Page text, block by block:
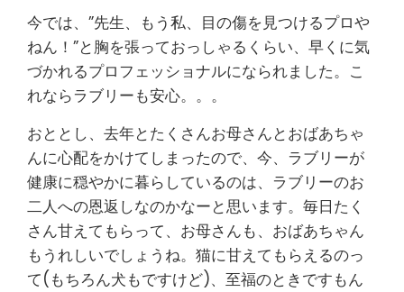
今では、”先生、もう私、目の傷を見つけるプロや
ねん！”と胸を張っておっしゃるくらい、早くに気
づかれるプロフェッショナルになられました。こ
れならラブリーも安心。。。
おととし、去年とたくさんお母さんとおばあちゃ
んに心配をかけてしまったので、今、ラブリーが
健康に穏やかに暮らしているのは、ラブリーのお
二人への恩返しなのかなーと思います。毎日たく
さん甘えてもらって、お母さんも、おばあちゃん
もうれしいでしょうね。猫に甘えてもらえるのっ
て(もちろん犬もですけど)、至福のときですもん